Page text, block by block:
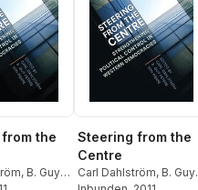
the
, B. Guy
Steering from the
Centre
Carl Dahlström, B. Guy